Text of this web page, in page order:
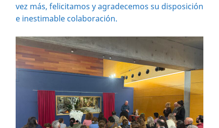
vez más, felicitamos y agradecemos su disposición
e inestimable colaboración.